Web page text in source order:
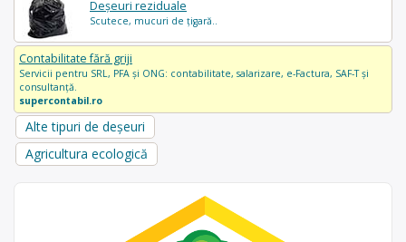
Deșeuri reziduale
Scutece, mucuri de țigară..
Contabilitate fără griji
Servicii pentru SRL, PFA și ONG: contabilitate, salarizare, e-Factura, SAF-T și
consultanță.
supercontabil.ro
Alte tipuri de deșeuri
Agricultura ecologică